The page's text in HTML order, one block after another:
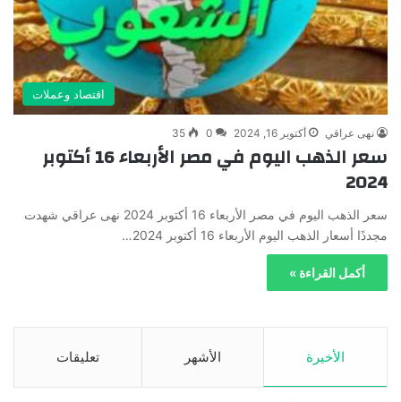
اقتصاد وعملات
نهى عراقي أكتوبر 16, 2024 0
35
سعر الذهب اليوم في مصر الأربعاء 16 أكتوبر
2024
سعر الذهب اليوم في مصر الأربعاء 16 أكتوبر 2024 نهى عراقي شهدت
مجددًا أسعار الذهب اليوم الأربعاء 16 أكتوبر 2024…
أكمل القراءة »
الأخيرة الأشهر تعليقات